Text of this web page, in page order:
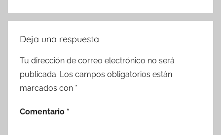
Deja una respuesta
Tu dirección de correo electrónico no será
publicada. Los campos obligatorios están
marcados con *
Comentario *